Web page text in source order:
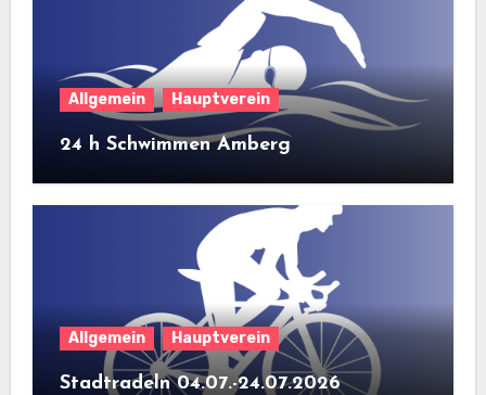
Allgemein Hauptverein
24 h Schwimmen Amberg
Allgemein Hauptverein
Stadtradeln 04.07.-24.07.2026